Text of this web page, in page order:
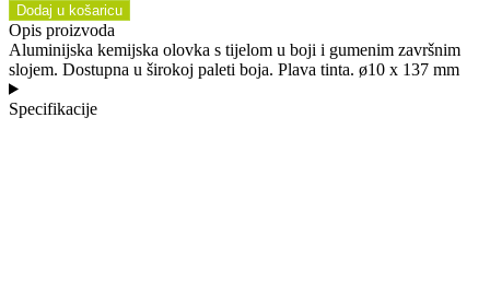
Dodaj u košaricu
Opis proizvoda
Aluminijska kemijska olovka s tijelom u boji i gumenim završnim
slojem. Dostupna u širokoj paleti boja. Plava tinta. ø10 x 137 mm
Specifikacije